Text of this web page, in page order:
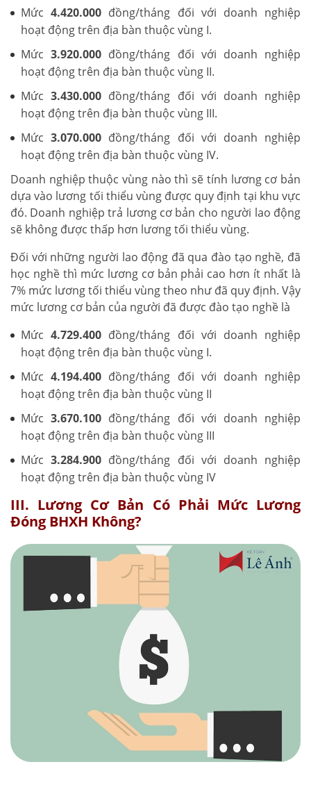
Mức4.420.000 đồng/tháng đối với doanh nghiệp
hoạt động trên địa bàn thuộc vùng I.
Mức3.920.000 đồng/tháng đối với doanh nghiệp
hoạt động trên địa bàn thuộc vùng II.
Mức3.430.000 đồng/tháng đối với doanh nghiệp
hoạt động trên địa bàn thuộc vùng III.
Mức3.070.000 đồng/tháng đối với doanh nghiệp
hoạt động trên địa bàn thuộc vùng IV.
Doanh nghiệp thuộc vùng nào thì sẽ tính lương cơ bản
dựa vào lương tối thiểu vùng được quy định tại khu vực
đó. Doanh nghiệp trả lương cơ bản cho người lao động
sẽ không được thấp hơn lương tối thiểu vùng.
Đối với những người lao động đã qua đào tạo nghề, đã
học nghề thì mức lương cơ bản phải cao hơn ít nhất là
7% mức lương tối thiểu vùng theo như đã quy định. Vậy
mức lương cơ bản của người đã được đào tạo nghề là
Mức4.729.400 đồng/tháng đối với doanh nghiệp
hoạt động trên địa bàn thuộc vùng I.
Mức4.194.400 đồng/tháng đối với doanh nghiệp
hoạt động trên địa bàn thuộc vùng II
Mức3.670.100 đồng/tháng đối với doanh nghiệp
hoạt động trên địa bàn thuộc vùng III
Mức3.284.900 đồng/tháng đối với doanh nghiệp
hoạt động trên địa bàn thuộc vùng IV
III. Lương Cơ Bản Có Phải Mức Lương
Đóng BHXH Không?